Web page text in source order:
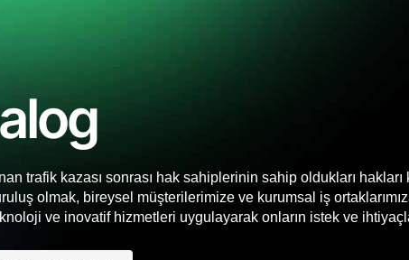
trafik kazası sonrası hak sahiplerinin sahip oldukları
olmak, bireysel müşterilerimize ve kurumsal iş
ve inovatif hizmetleri uygulayarak onların istek ve